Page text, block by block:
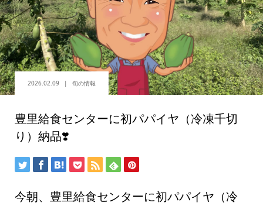
2026.02.09 旬の情報
豊里給食センターに初パパイヤ（冷凍千切
り）納品❣️
今朝、豊里給食センターに初パパイヤ（冷